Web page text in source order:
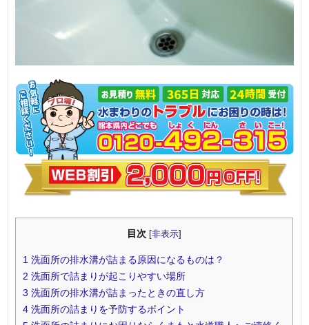
目次 [非表示]
1 洗面所の排水溝が詰まる原因になるものは？
2 洗面所で詰まりが起こりやすい場所
3 洗面所の排水溝が詰まったときの直し方
4 洗面所の詰まりを予防するポイント